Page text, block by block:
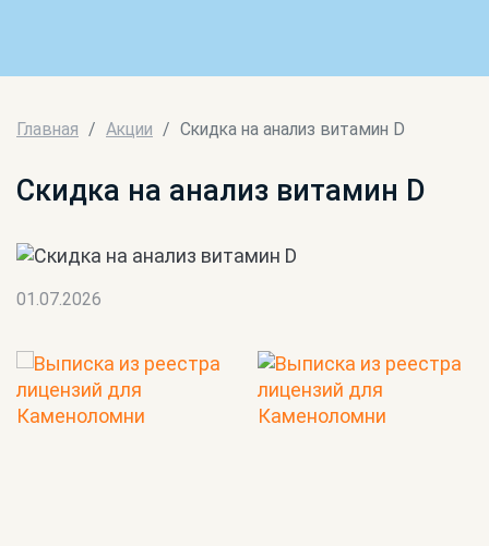
Главная Акции Скидка на анализ витамин D
Скидка на анализ витамин D
01.07.2026